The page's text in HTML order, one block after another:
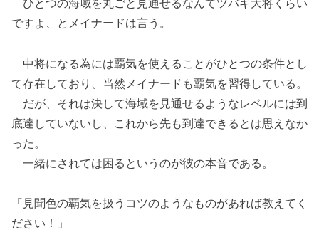
ひとつの海域を丸ごと見通せるなんてツバキ大将くらい
ですよ、とメイナードは言う。
中将になる為には覇気を使えることがひとつの条件とし
て存在しており、当然メイナードも覇気を習得している。
だが、それは決して海域を見通せるようなレベルには到
底達していないし、これから先も到達できるとは思えなか
った。
一緒にされては困るというのが彼の本音である。
「見聞色の覇気を扱うコツのようなものがあれば教えてく
ださい！」